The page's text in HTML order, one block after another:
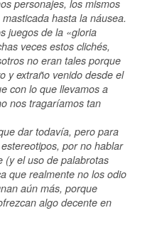
personajes, los mismos
hasta la náusea.
juegos de la «gloria
veces estos clichés,
no eran tales porque
y extraño venido desde el
con lo que llevamos a
nos tragaríamos tan
dar todavía, pero para
por no hablar
(y el uso de palabrotas
que realmente no los odio
aún más, porque
algo decente en